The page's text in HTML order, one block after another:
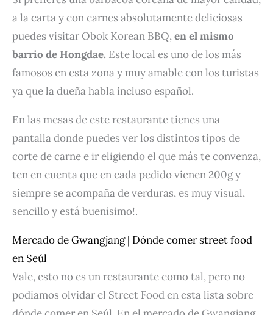
a la carta y con carnes absolutamente deliciosas
puedes visitar Obok Korean BBQ,en el mismo
barrio de Hongdae. Este local es uno de los más
famosos en esta zona y muy amable con los turistas
ya que la dueña habla incluso español.
En las mesas de este restaurante tienes una
pantalla donde puedes ver los distintos tipos de
corte de carne e ir eligiendo el que más te convenza,
ten en cuenta que en cada pedido vienen 200g y
siempre se acompaña de verduras, es muy visual,
sencillo y está buenísimo!.
Mercado de Gwangjang | Dónde comer street food
en Seúl
Vale, esto no es un restaurante como tal, pero no
podíamos olvidar el Street Food en esta lista sobre